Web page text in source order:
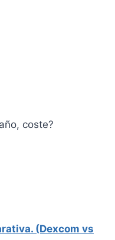
coste?
(Dexcom vs